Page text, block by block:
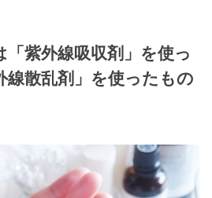
「紫外線吸収剤」を使っ
線散乱剤」を使ったもの